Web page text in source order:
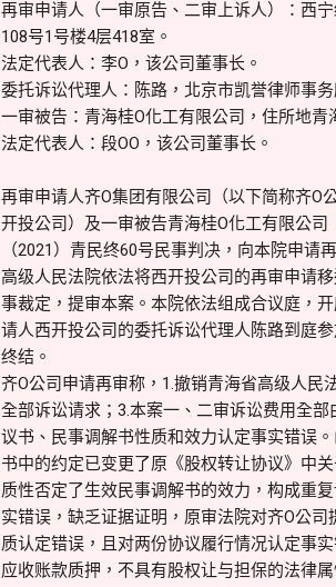
再审申请人（一审原告、二审上诉人）：西
108号1号楼4层418室。
法定代表人：李O，该公司董事长。
委托诉讼代理人：陈路，北京市凯誉律师事务
一审被告：青海桂O化工有限公司，住所地
法定代表人：段OO，该公司董事长。
再审申请人齐O集团有限公司（以下简称齐O
开投公司）及一审被告青海桂O化工有限公
（2021）青民终60号民事判决，向本院申
高级人民法院依法将西开投公司的再审申请
事裁定，提审本案。本院依法组成合议庭，
请人西开投公司的委托诉讼代理人陈路到庭
终结。
齐O公司申请再审称，1.撤销青海省高级人民
全部诉讼请求；3.本案一、二审诉讼费用全
议书、民事调解书性质和效力认定事实错误
书中的约定已变更了原《股权转让协议》中
质性否定了生效民事调解书的效力，构成重
实错误，缺乏证据证明，原审法院对齐O公
质认定错误，且对两份协议履行情况认定事
应收账款质押，不具有股权让与担保的法律